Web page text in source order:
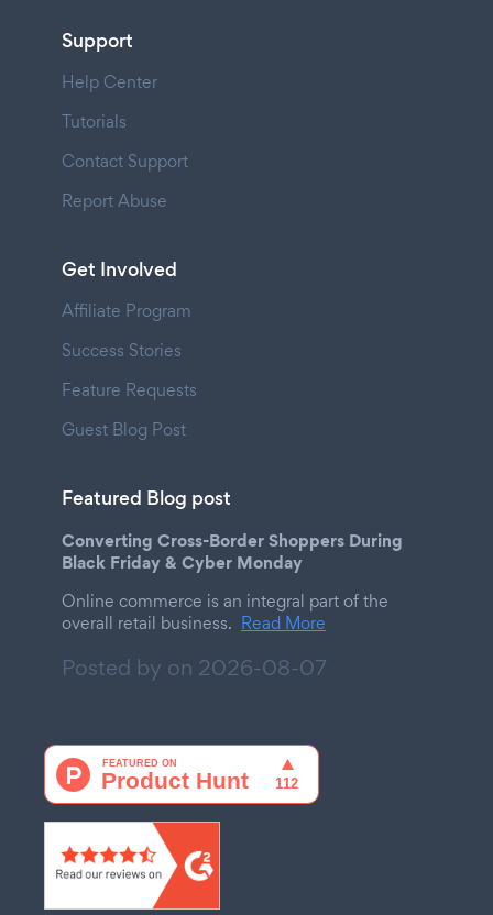
Support
Help Center
Tutorials
Contact Support
Report Abuse
Get Involved
Affiliate Program
Success Stories
Feature Requests
Guest Blog Post
Featured Blog post
Converting Cross-Border Shoppers During
Black Friday & Cyber Monday
Online commerce is an integral part of the
overall retail business. Read More
Posted by on 2026-08-07